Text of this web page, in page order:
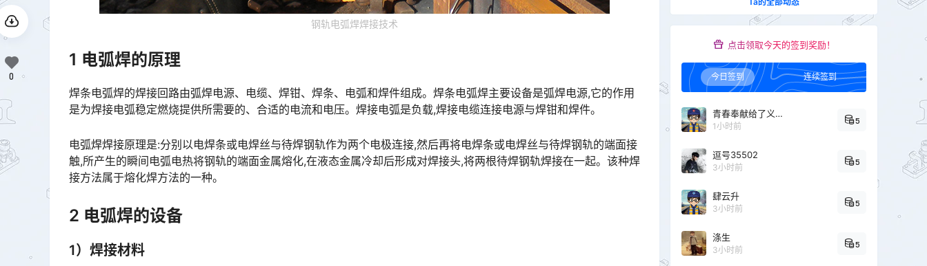
钢轨电弧焊焊接技术
1 电弧焊的原理
焊条电弧焊的焊接回路由弧焊电源、电缆、焊钳、焊条、电弧和焊件组成。焊条电弧焊主要设备是弧焊电源,它的作用
是为焊接电弧稳定燃烧提供所需要的、合适的电流和电压。焊接电弧是负载,焊接电缆连接电源与焊钳和焊件。󠅅󠅃󠄵󠅂󠄪󠇖󠆨󠆨󠇕󠆞󠆒󠅬󠇘󠆭󠆘󠇙󠆝󠅵󠇗󠆭󠆁󠄐󠇗󠅹󠅸󠇖󠆍󠅳󠇖󠅹󠅰󠇖󠆌󠅹
电弧焊焊接原理是:分别以电焊条或电焊丝与待焊钢轨作为两个电极连接,然后再将电焊条或电焊丝与待焊钢轨的端面接
触,所产生的瞬间电弧电热将钢轨的端面金属熔化,在液态金属冷却后形成对焊接头,将两根待焊钢轨焊接在一起。该种焊
接方法属于熔化焊方法的一种。󠅅󠅃󠄵󠅂󠄪󠇖󠆨󠆨󠇕󠆞󠆒󠅬󠇘󠆭󠆘󠇙󠆝󠅵󠇗󠆭󠆁󠄐󠇗󠅹󠅸󠇖󠆍󠅳󠇖󠅹󠅰󠇖󠆌󠅹
2 电弧焊的设备
1）焊接材料
0
点击领取今天的签到奖励！
今日签到 连续签到
青春奉献给了义务教育
1小时前
5
逗号35502
3小时前
5
肆云升
3小时前
5
涤生
3小时前
5